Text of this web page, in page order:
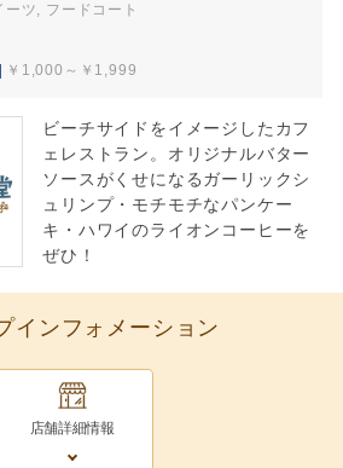
ーツ, フードコート
￥1,000～￥1,999
ビーチサイドをイメージしたカフ
ェレストラン。オリジナルバター
ソースがくせになるガーリックシ
ュリンプ・モチモチなパンケー
キ・ハワイのライオンコーヒーを
ぜひ！
インフォメーション
店舗詳細情報